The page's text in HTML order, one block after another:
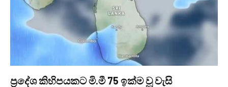
ප්‍රදේශ කිහිපයකට මි.මී 75 ඉක්ම වූ වැසි